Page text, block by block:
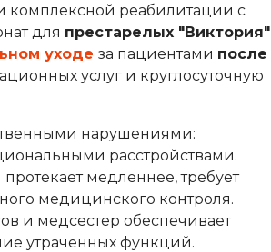
комплексной реабилитации с
для престарелых "Виктория"
уходе за пациентами после
услуг и круглосуточную
нарушениями:
расстройствами.
медленнее, требует
медицинского контроля.
и медсестер обеспечивает
утраченных функций.